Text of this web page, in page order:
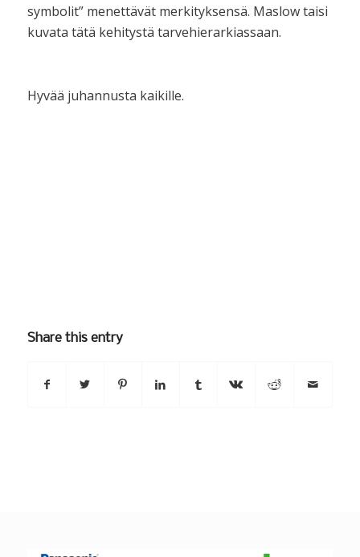
symbolit” menettävät merkityksensä. Maslow taisi
kuvata tätä kehitystä tarvehierarkiassaan.
Hyvää juhannusta kaikille.
Share this entry